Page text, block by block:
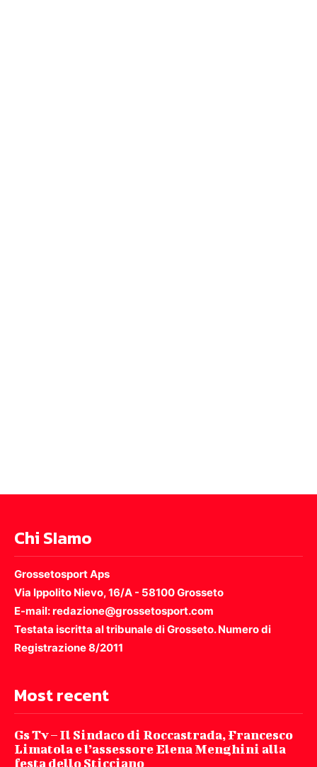
Chi SIamo
Grossetosport Aps
Via Ippolito Nievo, 16/A - 58100 Grosseto
E-mail: redazione@grossetosport.com
Testata iscritta al tribunale di Grosseto. Numero di
Registrazione 8/2011
Most recent
Gs Tv – Il Sindaco di Roccastrada, Francesco
Limatola e l’assessore Elena Menghini alla
festa dello Sticciano